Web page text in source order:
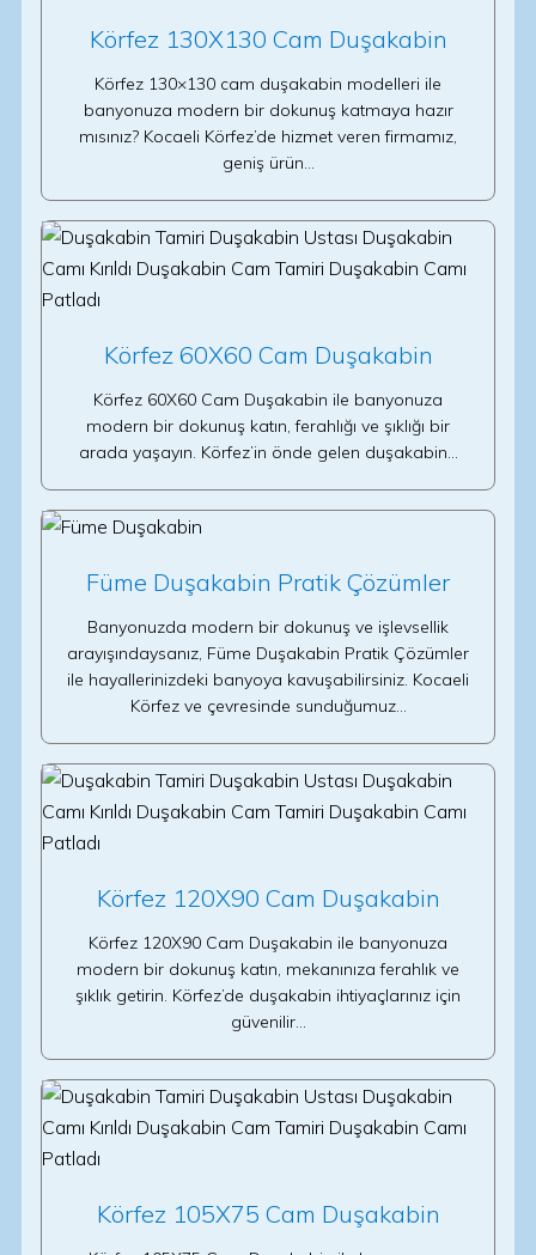
Körfez 130X130 Cam Duşakabin
Körfez 130×130 cam duşakabin modelleri ile
banyonuza modern bir dokunuş katmaya hazır
mısınız? Kocaeli Körfez’de hizmet veren firmamız,
geniş ürün…
Körfez 60X60 Cam Duşakabin
Körfez 60X60 Cam Duşakabin ile banyonuza
modern bir dokunuş katın, ferahlığı ve şıklığı bir
arada yaşayın. Körfez’in önde gelen duşakabin…
Füme Duşakabin Pratik Çözümler
Banyonuzda modern bir dokunuş ve işlevsellik
arayışındaysanız, Füme Duşakabin Pratik Çözümler
ile hayallerinizdeki banyoya kavuşabilirsiniz. Kocaeli
Körfez ve çevresinde sunduğumuz…
Körfez 120X90 Cam Duşakabin
Körfez 120X90 Cam Duşakabin ile banyonuza
modern bir dokunuş katın, mekanınıza ferahlık ve
şıklık getirin. Körfez’de duşakabin ihtiyaçlarınız için
güvenilir…
Körfez 105X75 Cam Duşakabin